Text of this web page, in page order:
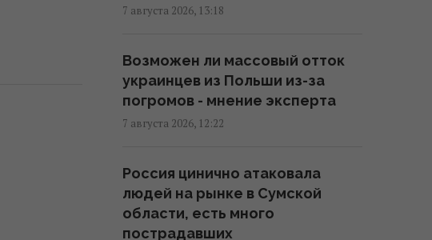
стали сообщения о поддержке
16:06 пятница, 07 августа 2026
В июне – 30 бомб, в июле –
более 50: в ОВА заявили об
16:04 пятница, 07 августа 2026
Киборга Оловаренко уже
шестой год судят из-за
7 августа 2026, 13:18
Возможен ли массовый отток
украинцев из Польши из-за
погромов - мнение эксперта
7 августа 2026, 12:22
Россия цинично атаковала
людей на рынке в Сумской
области, есть много
пострадавших